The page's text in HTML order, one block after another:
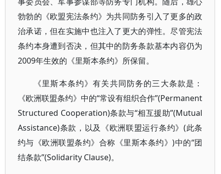
勃勃的《欧盟宪法条约》为共同防务引入了更多的政
治承诺，但在实施中也注入了更大的弹性。尽管宪法
条约本身遭到否决，但其中的防务条款基本内容仍为
2009年生效的《里斯本条约》所保留。
《里斯本条约》有关共同防务的三大条款是：
《欧洲联盟条约》中的“常设有组织合作”(Permanent
Structured Cooperation)条款与“相互援助”(Mutual
Assistance)条款，以及《欧洲联盟运行条约》(此条
约与《欧洲联盟条约》合称《里斯本条约》)中的“团
结条款”(Solidarity Clause)。